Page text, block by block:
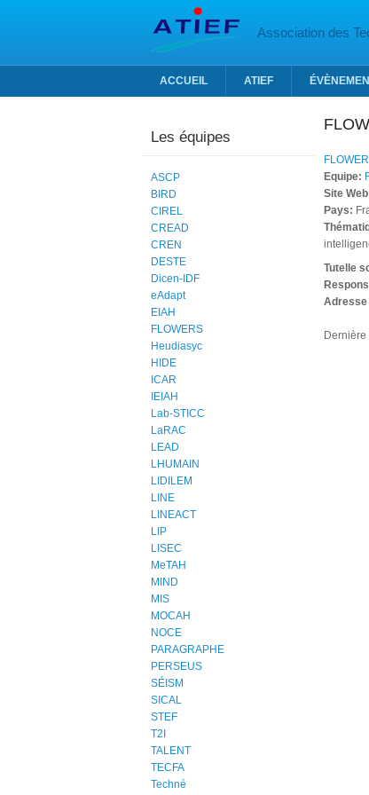
Association des
ACCUEIL ATIEF
Equipe:
Site
Pays:
Tutelle
Adresse
Les équipes
ASCP
BIRD
CIREL
CREAD
CREN
DESTE
Dicen-IDF
eAdapt
EIAH
FLOWERS
Heudiasyc
HIDE
ICAR
IEIAH
Lab-STICC
LaRAC
LEAD
LHUMAIN
LIDILEM
LINE
LINEACT
LIP
LISEC
MeTAH
MIND
MIS
MOCAH
NOCE
PARAGRAPHE
PERSEUS
SÉISM
SICAL
STEF
T2I
TALENT
TECFA
Techné